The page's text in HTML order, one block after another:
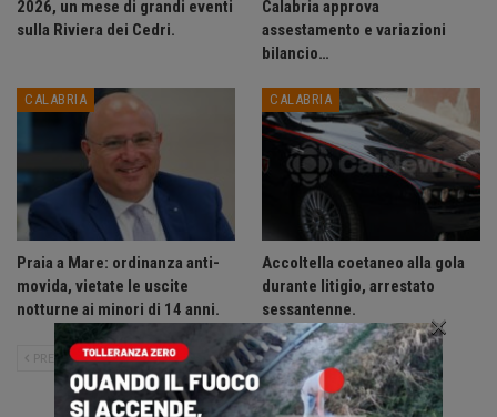
2026, un mese di grandi eventi
sulla Riviera dei Cedri.
Calabria approva
assestamento e variazioni
bilancio…
CALABRIA
Praia a Mare: ordinanza anti-
movida, vietate le uscite
notturne ai minori di 14 anni.
CALABRIA
Accoltella coetaneo alla gola
durante litigio, arrestato
sessantenne.
PRECEDENTE SUCCESSIVO
×